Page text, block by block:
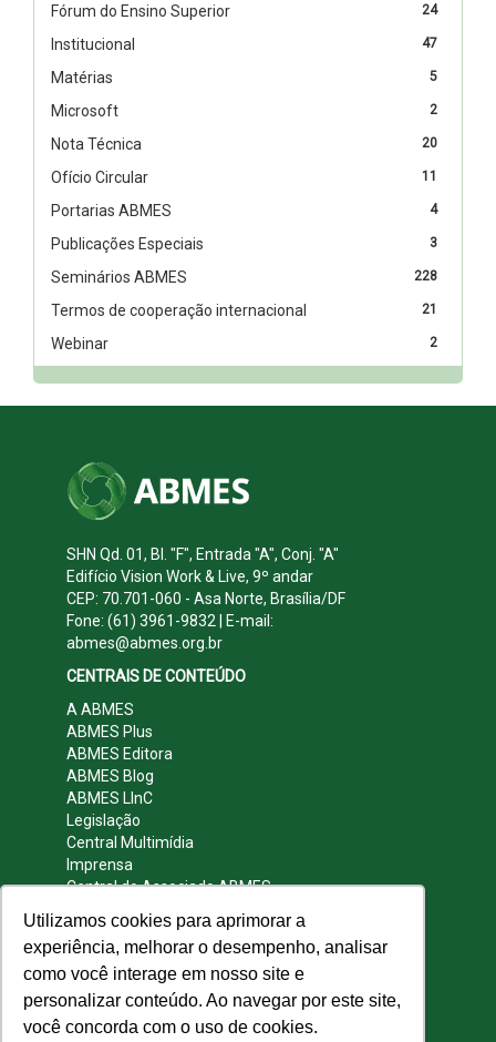
Utilizamos cookies para aprimorar a
experiência, melhorar o desempenho, analisar
como você interage em nosso site e
personalizar conteúdo. Ao navegar por este site,
você concorda com o uso de cookies.
24
Fórum do Ensino Superior
47
Institucional
5
Matérias
2
Microsoft
20
Nota Técnica
11
Ofício Circular
4
Portarias ABMES
3
Publicações Especiais
228
Seminários ABMES
21
Termos de cooperação internacional
2
Webinar
SHN Qd. 01, Bl. "F", Entrada "A", Conj. "A"
Edifício Vision Work & Live, 9º andar
CEP: 70.701-060 - Asa Norte, Brasília/DF
Fone: (61) 3961-9832 | E-mail:
abmes@abmes.org.br
CENTRAIS DE CONTEÚDO
A ABMES
ABMES Plus
ABMES Editora
ABMES Blog
ABMES LInC
Legislação
Central Multimídia
Imprensa
Central do Associado ABMES
REDES SOCIAIS